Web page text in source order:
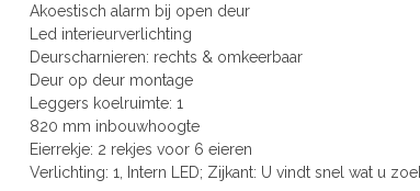
Akoestisch alarm bij open deur
Led interieurverlichting
Deurscharnieren: rechts & omkeerbaar
Deur op deur montage
Leggers koelruimte: 1
820 mm inbouwhoogte
Eierrekje: 2 rekjes voor 6 eieren
Verlichting: 1, Intern LED; Zijkant: U vindt snel wat u